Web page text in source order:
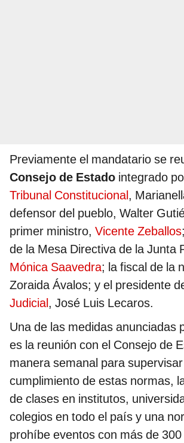
Previamente el mandatario se
Consejo de Estado integrado
Tribunal Constitucional,
defensor del pueblo, Walter
primer ministro, Vicente Zeballos
de la Mesa Directiva de la Junta
Mónica Saavedra; la fiscal de la
Zoraida Ávalos; y el presidente
Judicial, José Luis Lecaros.
Una de las medidas anunciadas
es la reunión con el Consejo de
manera semanal para
cumplimiento de estas normas,
de clases en institutos,
colegios en todo el país y una
prohíbe eventos con más de